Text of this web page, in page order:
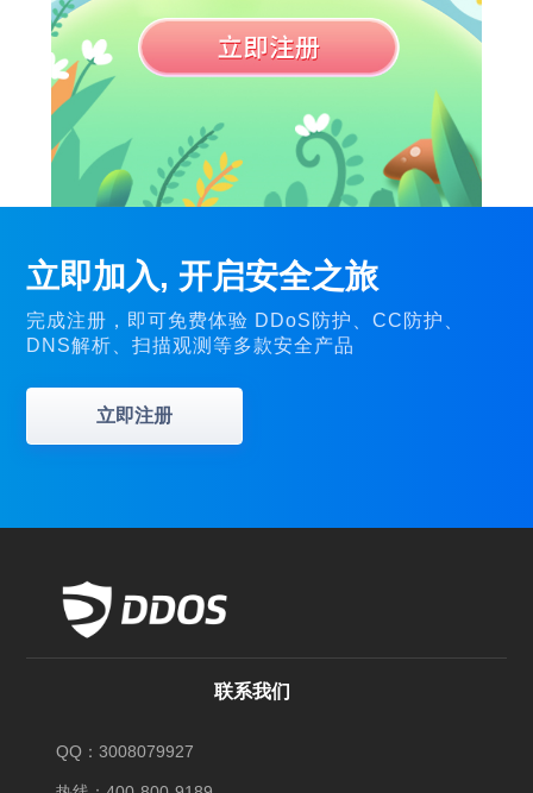
立即加入, 开启安全之旅
完成注册，即可免费体验 DDoS防护、CC防护、
DNS解析、扫描观测等多款安全产品
立即注册
联系我们
QQ：3008079927